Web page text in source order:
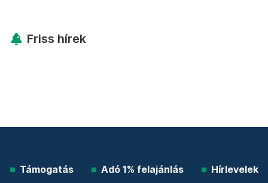
Friss hírek
Támogatás Adó 1% felajánlás Hírlevelek